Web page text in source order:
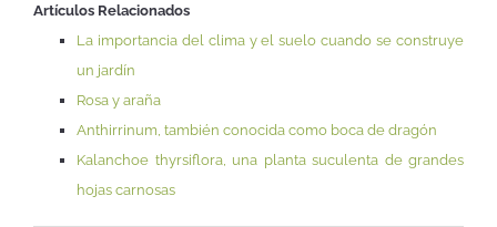
Artículos Relacionados
La importancia del clima y el suelo cuando se construye
un jardín
Rosa y araña
Anthirrinum, también conocida como boca de dragón
Kalanchoe thyrsiflora, una planta suculenta de grandes
hojas carnosas